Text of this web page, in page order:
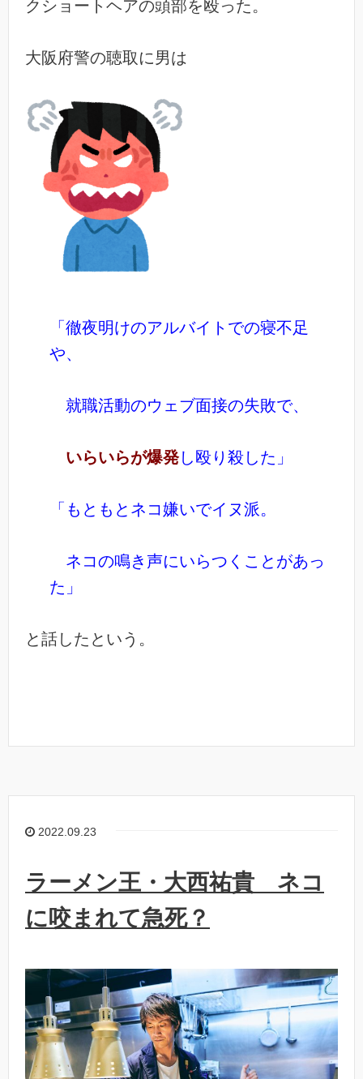
クショートヘアの頭部を殴った。
大阪府警の聴取に男は
「徹夜明けのアルバイトでの寝不足
や、
就職活動のウェブ面接の失敗で、
いらいらが爆発し殴り殺した」
「もともとネコ嫌いでイヌ派。
ネコの鳴き声にいらつくことがあっ
た」
と話したという。
2022.09.23
ラーメン王・大西祐貴 ネコ
に咬まれて急死？